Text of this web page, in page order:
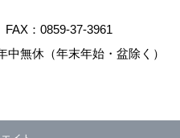
FAX：0859-37-3961
中無休（年末年始・盆除く）